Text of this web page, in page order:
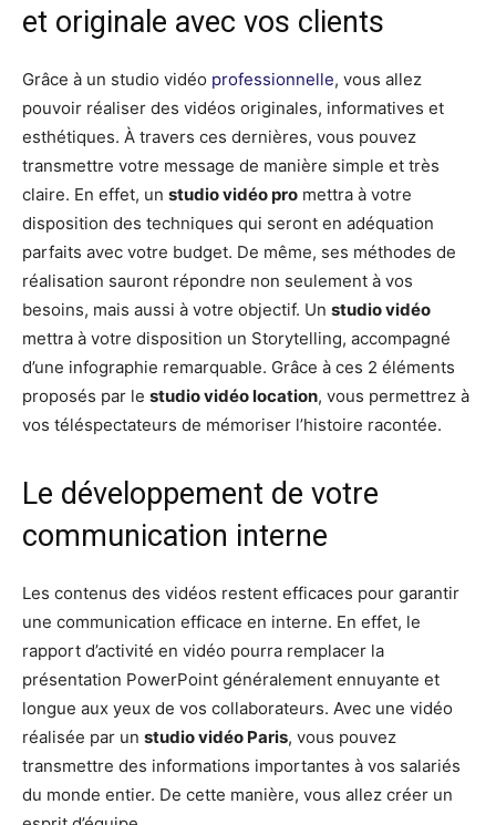
et originale avec vos clients
Grâce à un studio vidéo professionnelle, vous allez
pouvoir réaliser des vidéos originales, informatives et
esthétiques. À travers ces dernières, vous pouvez
transmettre votre message de manière simple et très
claire. En effet, un studio vidéo pro mettra à votre
disposition des techniques qui seront en adéquation
parfaits avec votre budget. De même, ses méthodes de
réalisation sauront répondre non seulement à vos
besoins, mais aussi à votre objectif. Un studio vidéo
mettra à votre disposition un Storytelling, accompagné
d’une infographie remarquable. Grâce à ces 2 éléments
proposés par le studio vidéo location, vous permettrez à
vos téléspectateurs de mémoriser l’histoire racontée.
Le développement de votre
communication interne
Les contenus des vidéos restent efficaces pour garantir
une communication efficace en interne. En effet, le
rapport d’activité en vidéo pourra remplacer la
présentation PowerPoint généralement ennuyante et
longue aux yeux de vos collaborateurs. Avec une vidéo
réalisée par un studio vidéo Paris, vous pouvez
transmettre des informations importantes à vos salariés
du monde entier. De cette manière, vous allez créer un